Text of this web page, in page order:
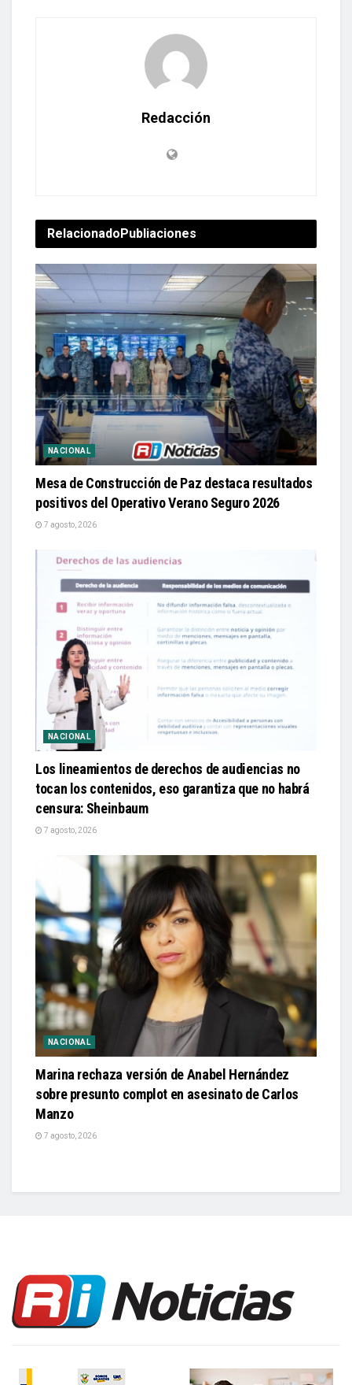
Redacción
Relacionado Publiaciones
NACIONAL
Mesa de Construcción de Paz destaca resultados
positivos del Operativo Verano Seguro 2026
7 agosto, 2026
NACIONAL
Los lineamientos de derechos de audiencias no
tocan los contenidos, eso garantiza que no habrá
censura: Sheinbaum
7 agosto, 2026
NACIONAL
Marina rechaza versión de Anabel Hernández
sobre presunto complot en asesinato de Carlos
Manzo
7 agosto, 2026